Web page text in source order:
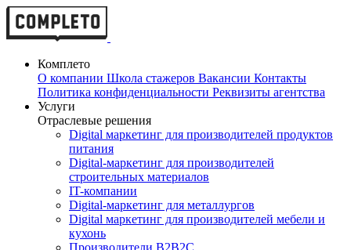
Комплето
О компании Школа стажеров Вакансии Контакты
Политика конфиденциальности Реквизиты агентства
Услуги
Отраслевые решения
Digital маркетинг для производителей продуктов
питания
Digital-маркетинг для производителей
строительных материалов
IT-компании
Digital-маркетинг для металлургов
Digital маркетинг для производителей мебели и
кухонь
Производители B2B2C